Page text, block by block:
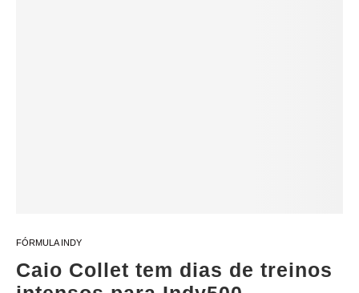
FÓRMULA INDY
Caio Collet tem dias de treinos